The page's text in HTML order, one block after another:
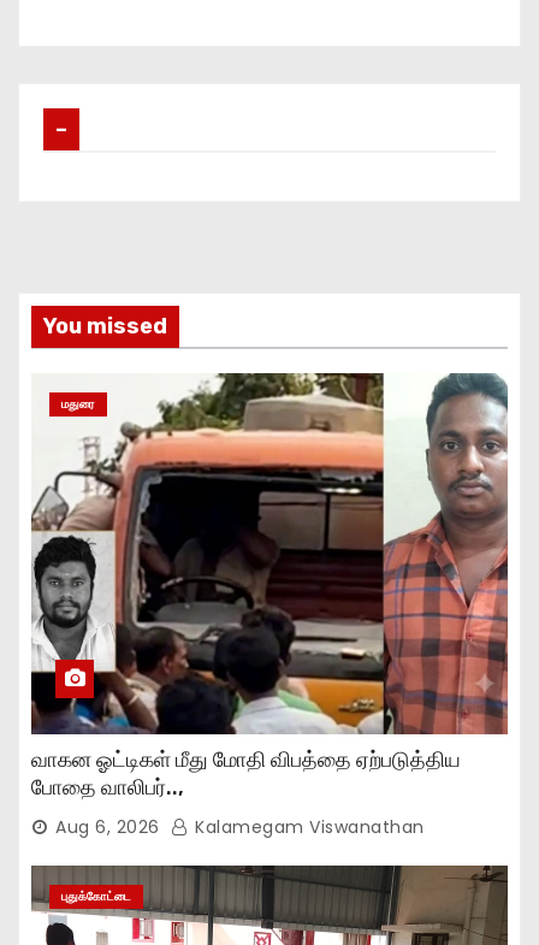
–
You missed
மதுரை
வாகன ஓட்டிகள் மீது மோதி விபத்தை ஏற்படுத்திய
போதை வாலிபர்..,
Aug 6, 2026 Kalamegam Viswanathan
புதுக்கோட்டை